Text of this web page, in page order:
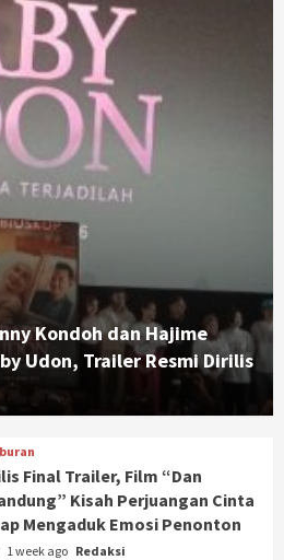
Kondoh dan Hajime
Udon, Trailer Resmi Dirilis
Final Trailer, Film “Dan
Kisah Perjuangan Cinta
Mengaduk Emosi Penonton
1 week ago Redaksi